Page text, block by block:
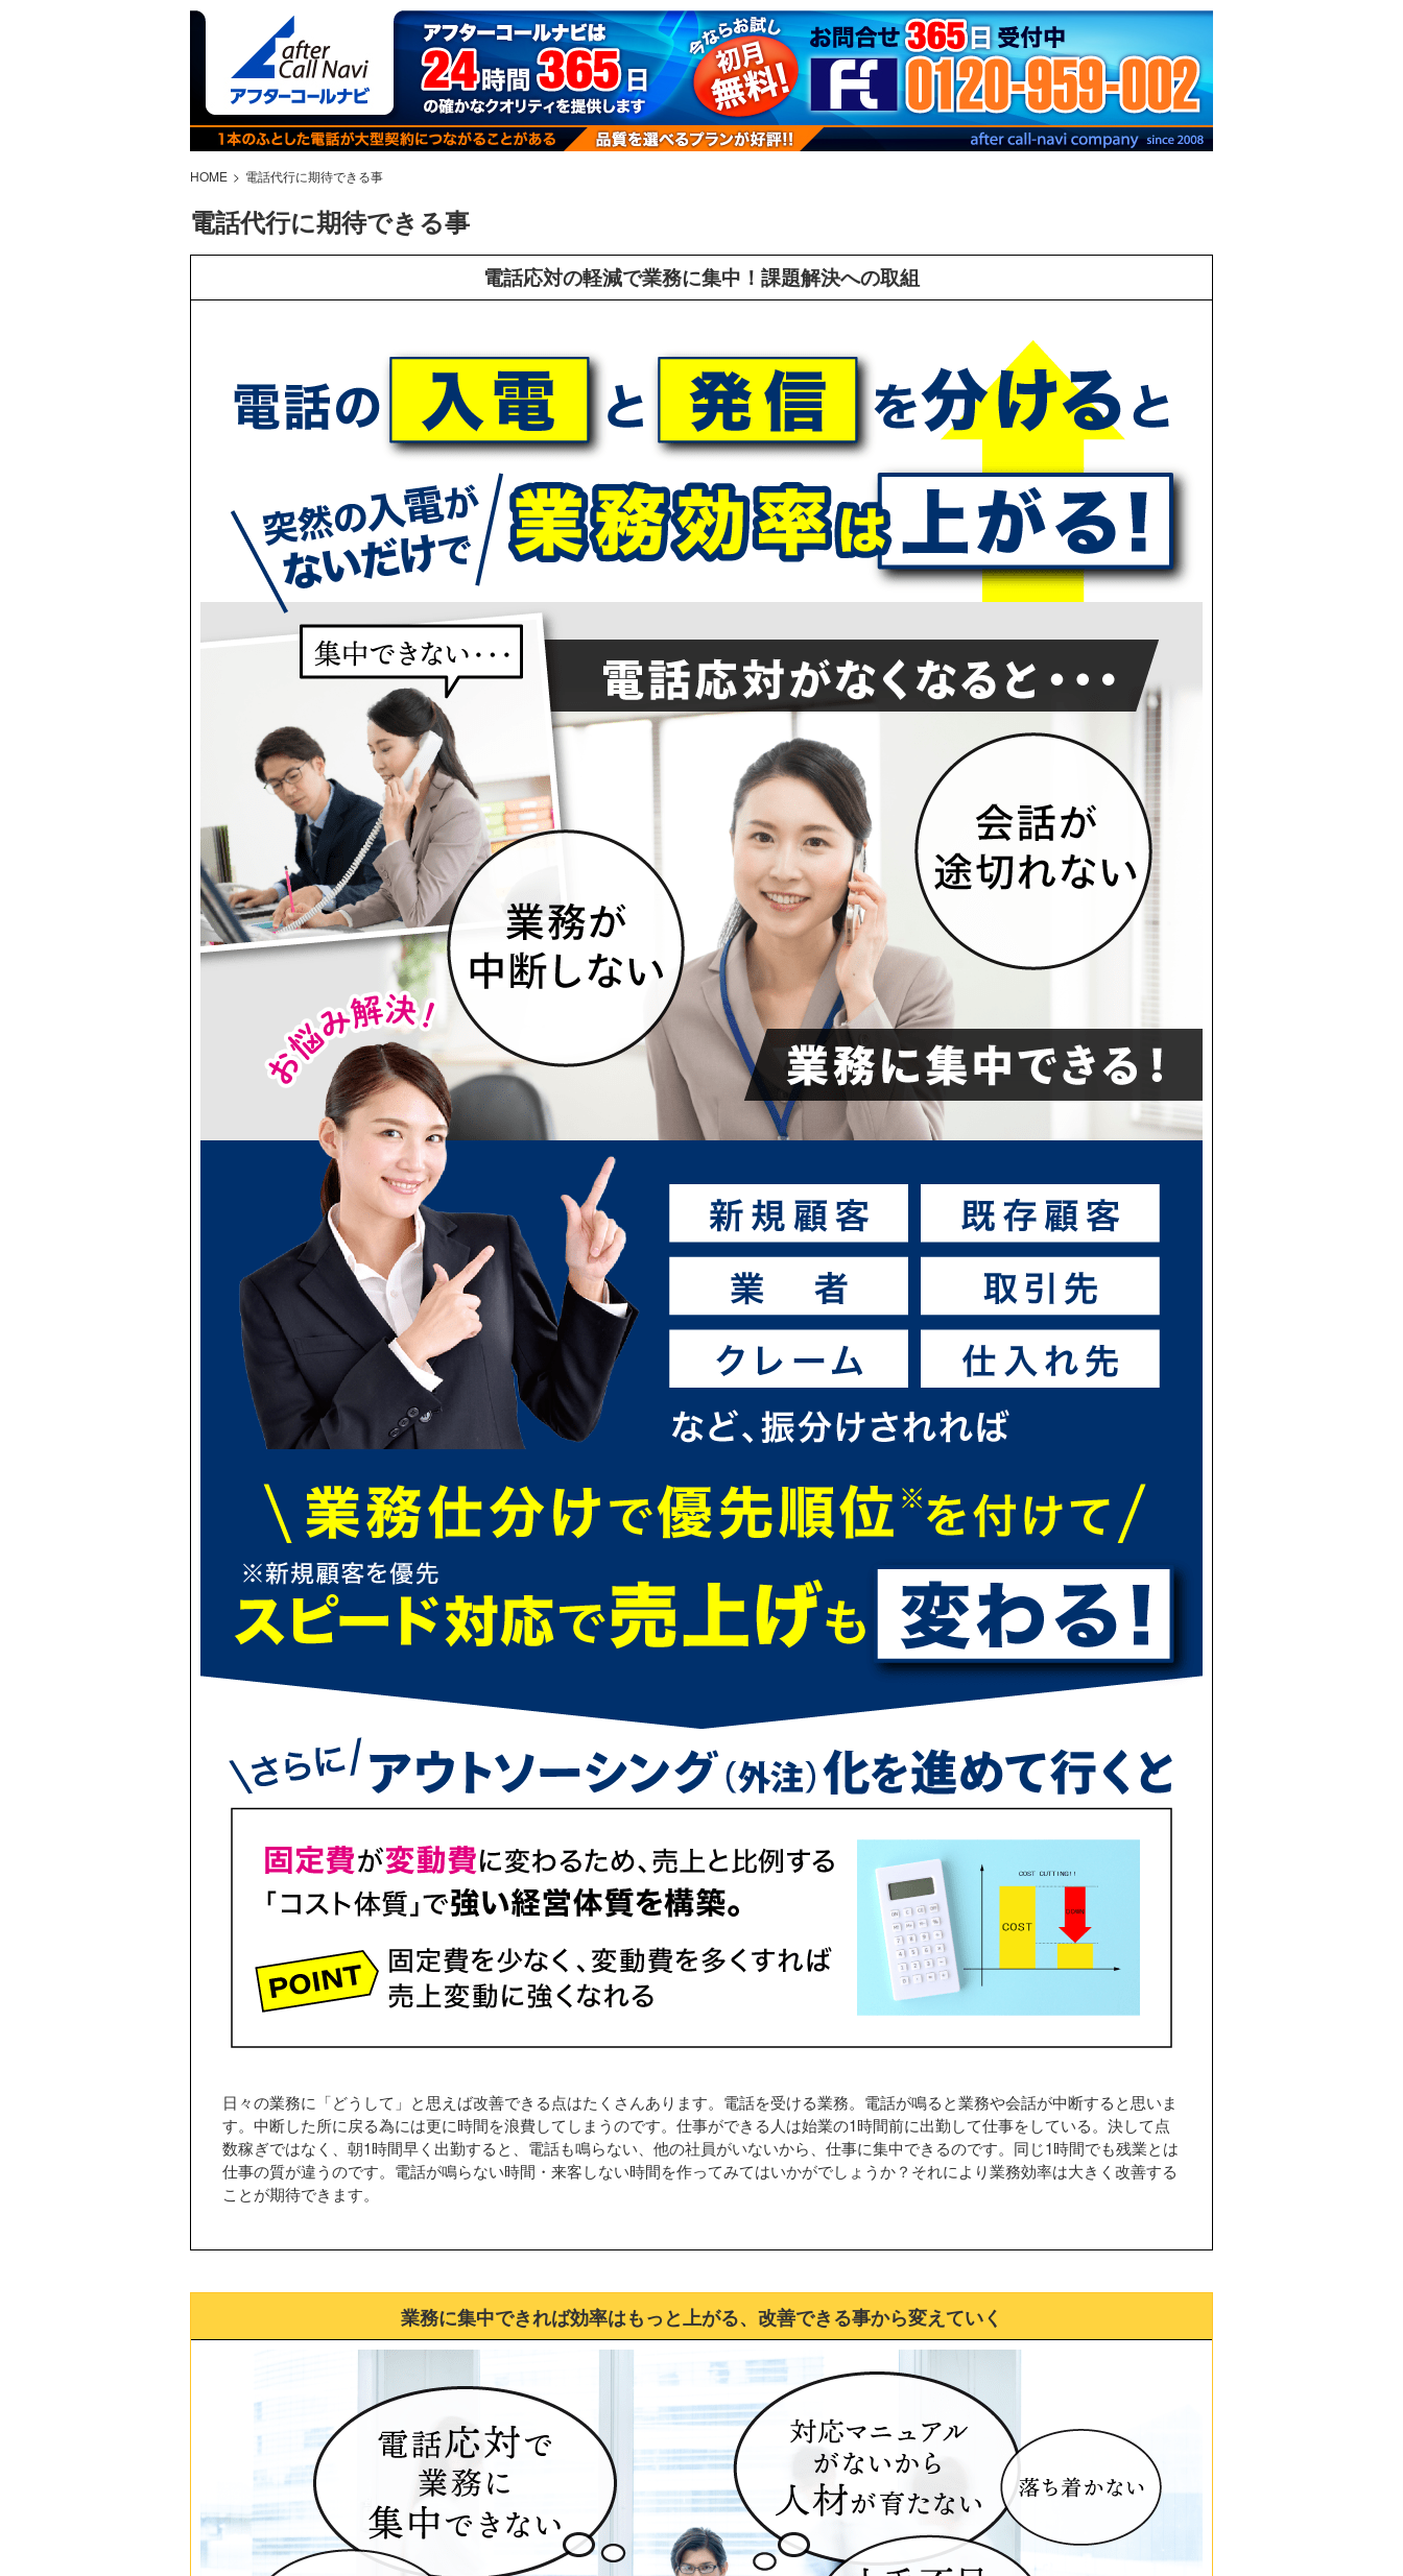
HOME 電話代行に期待できる事
電話代行に期待できる事
電話応対の軽減で業務に集中！課題解決への取組
日々の業務に「どうして」と思えば改善できる点はたくさんあります。電話を受ける業務。電話が鳴ると業務や会話が中断すると思いま
す。中断した所に戻る為には更に時間を浪費してしまうのです。仕事ができる人は始業の1時間前に出勤して仕事をしている。決して点
数稼ぎではなく、朝1時間早く出勤すると、電話も鳴らない、他の社員がいないから、仕事に集中できるのです。同じ1時間でも残業とは
仕事の質が違うのです。電話が鳴らない時間・来客しない時間を作ってみてはいかがでしょうか？それにより業務効率は大きく改善する
ことが期待できます。
業務に集中できれば効率はもっと上がる、改善できる事から変えていく